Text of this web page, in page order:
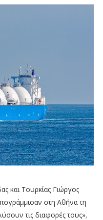
και Τουρκίας Γιώργος
στη Αθήνα τη
τις διαφορές τους»,